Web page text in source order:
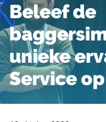
Beleef de
unieke
Service